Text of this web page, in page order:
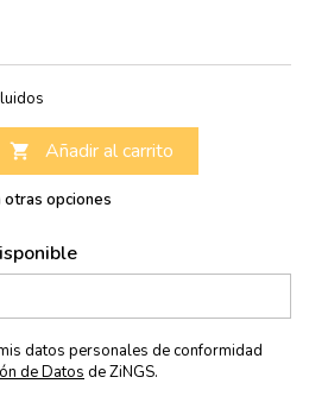
 Añadir al carrito
opciones
datos personales de conformidad
de Datos de ZiNGS.